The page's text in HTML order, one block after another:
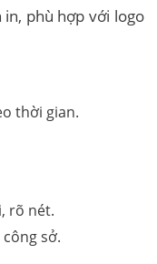
in, phù hợp với logo
thời gian.
rõ nét.
sở.